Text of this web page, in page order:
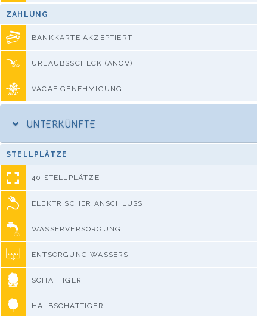
ZAHLUNG
BANKKARTE AKZEPTIERT
URLAUBSSCHECK (ANCV)
VACAF GENEHMIGUNG
UNTERKÜNFTE
STELLPLÄTZE
40 STELLPLÄTZE
ELEKTRISCHER ANSCHLUSS
WASSERVERSORGUNG
ENTSORGUNG WASSERS
SCHATTIGER
HALBSCHATTIGER